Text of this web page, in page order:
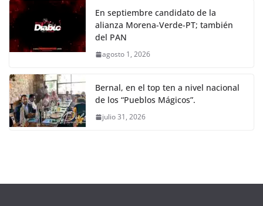
En septiembre candidato de la
alianza Morena-Verde-PT; también
del PAN
agosto 1, 2026
Bernal, en el top ten a nivel nacional
de los “Pueblos Mágicos”.
julio 31, 2026